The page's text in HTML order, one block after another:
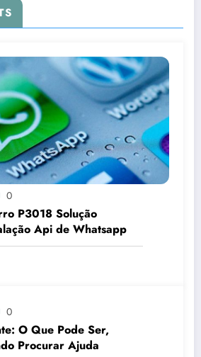
0
P3018 Solução
Api de Whatsapp
0
O Que Pode Ser,
Procurar Ajuda